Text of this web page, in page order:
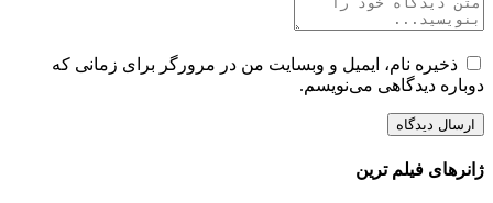
ذخیره نام، ایمیل و وبسایت من در مرورگر برای زمانی که
دوباره دیدگاهی می‌نویسم.
ژانرهای فیلم ترین